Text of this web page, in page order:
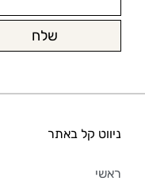
שלח
ניווט קל באתר
ראשי